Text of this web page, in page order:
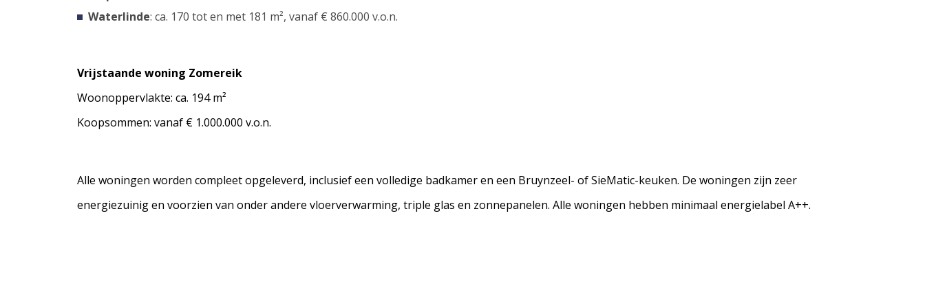
Waterlinde: ca. 170 tot en met 181 m², vanaf € 860.000 v.o.n.
Vrijstaande woning Zomereik
Woonoppervlakte: ca. 194 m²
Koopsommen: vanaf € 1.000.000 v.o.n.
Alle woningen worden compleet opgeleverd, inclusief een volledige badkamer en een Bruynzeel- of SieMatic-keuken. De woningen zijn zeer
energiezuinig en voorzien van onder andere vloerverwarming, triple glas en zonnepanelen. Alle woningen hebben minimaal energielabel A++.